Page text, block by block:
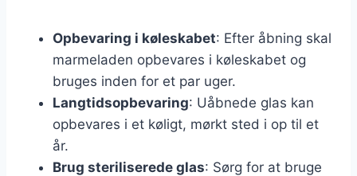
Opbevaring i køleskabet: Efter åbning skal
marmeladen opbevares i køleskabet og
bruges inden for et par uger.
Langtidsopbevaring: Uåbnede glas kan
opbevares i et køligt, mørkt sted i op til et
år.
Brug steriliserede glas: Sørg for at bruge